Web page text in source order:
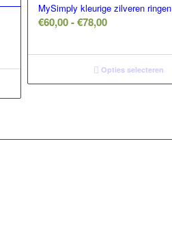
MySimply kleurige zilveren ringen
€60,00-€78,00Prijsklasse:
tot
€78,00
Opties selecteren